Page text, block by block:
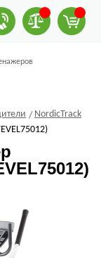
NordicTrack